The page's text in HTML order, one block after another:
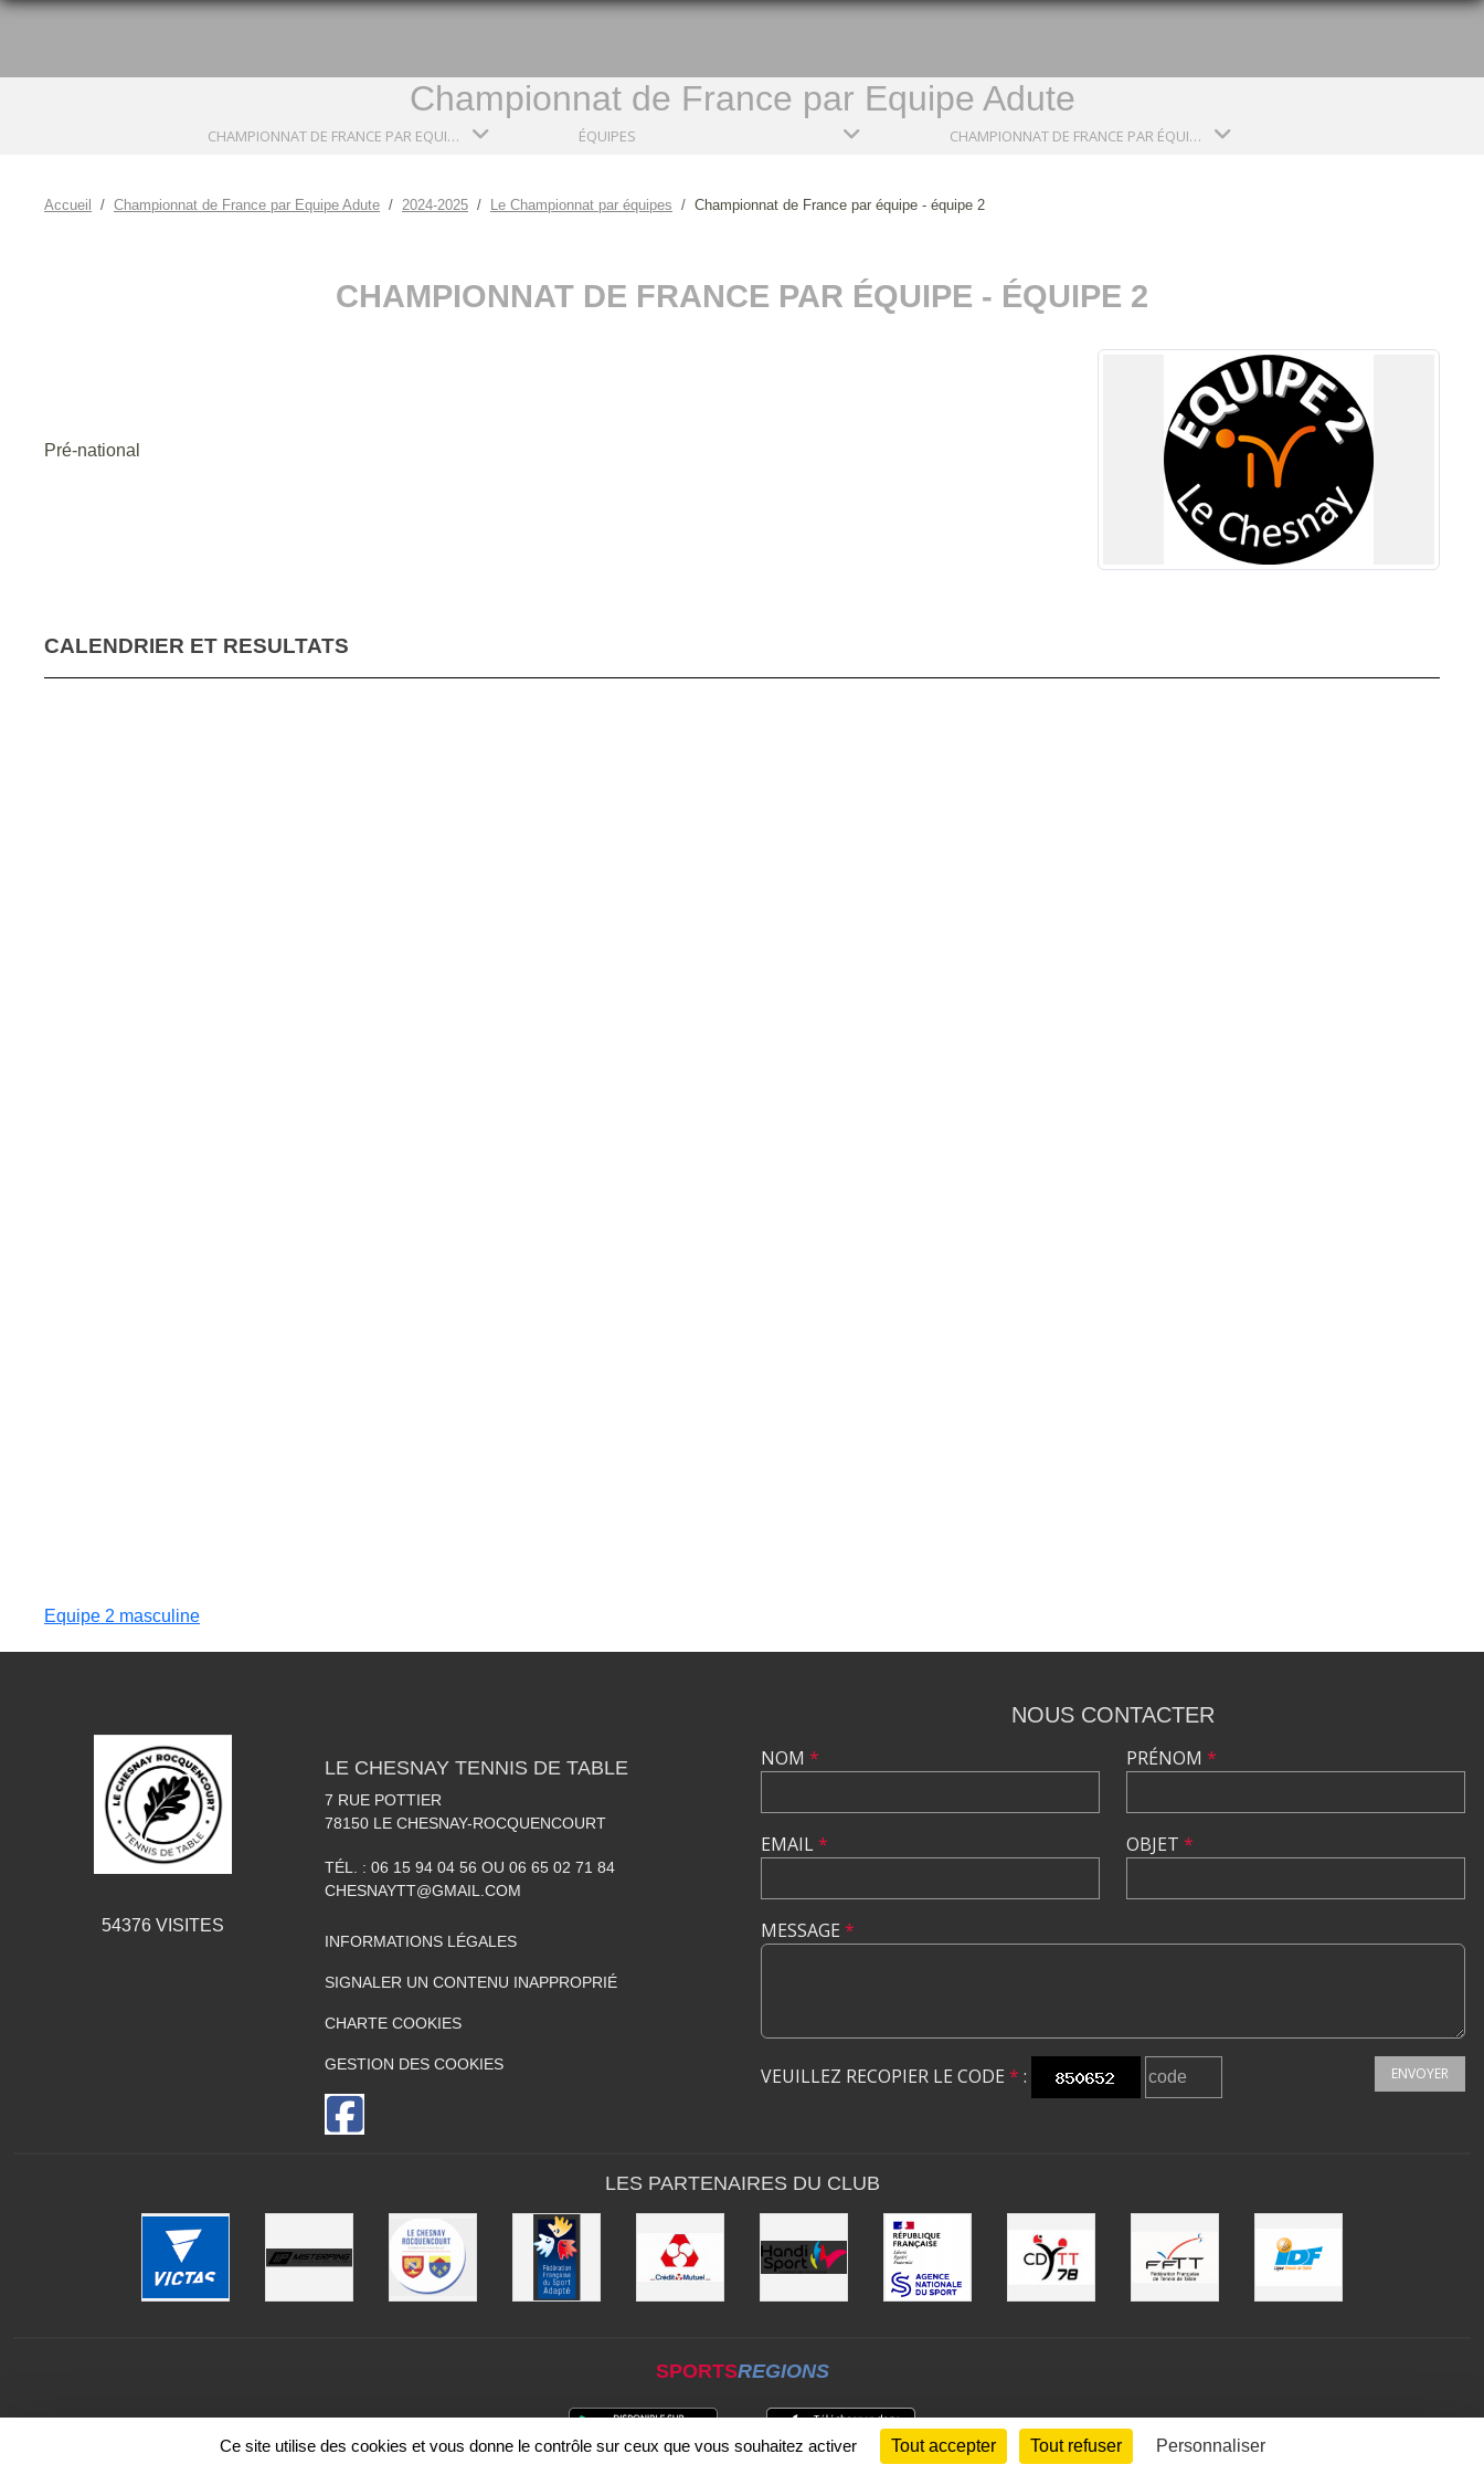
Championnat de France par Equipe Adute
CHAMPIONNAT DE FRANCE PAR EQUIPE ADUTE ÉQUIPES CHAMPIONNAT DE FRANCE PAR ÉQUIPE - ÉQUIPE 2 (SAISON 2024-2025)
Accueil Championnat de France par Equipe Adute 2024-2025 Le Championnat par équipes Championnat de France par équipe - équipe 2
CHAMPIONNAT DE FRANCE PAR ÉQUIPE - ÉQUIPE 2
Pré-national
CALENDRIER ET RESULTATS
Equipe 2 masculine
54376VISITES
LE CHESNAY TENNIS DE TABLE
7 RUE POTTIER
78150 LE CHESNAY-ROCQUENCOURT
TÉL. : 06 15 94 04 56 OU 06 65 02 71 84
CHESNAYTT@GMAIL.COM
INFORMATIONS LÉGALES
SIGNALER UN CONTENU INAPPROPRIÉ
CHARTE COOKIES
GESTION DES COOKIES
NOUS CONTACTER
NOM *
EMAIL*
PRÉNOM *
OBJET *
MESSAGE *
VEUILLEZ RECOPIER LE CODE * : ENVOYER
LES PARTENAIRES DU CLUB
SPORTSREGIONS
Ce site utilise des cookies et vous donne le contrôle sur ceux que vous souhaitez activer Tout accepter Tout refuser Personnaliser